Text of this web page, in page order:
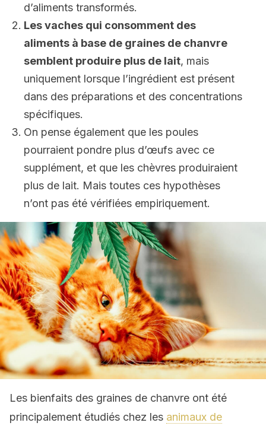
d’aliments transformés.
Les vaches qui consomment des
aliments à base de graines de chanvre
semblent produire plus de lait, mais
uniquement lorsque l’ingrédient est présent
dans des préparations et des concentrations
spécifiques.
On pense également que les poules
pourraient pondre plus d’œufs avec ce
supplément, et que les chèvres produiraient
plus de lait. Mais toutes ces hypothèses
n’ont pas été vérifiées empiriquement.
Les bienfaits des graines de chanvre ont été
principalement étudiés chez les animaux de